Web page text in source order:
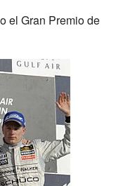
el Gran Premio de